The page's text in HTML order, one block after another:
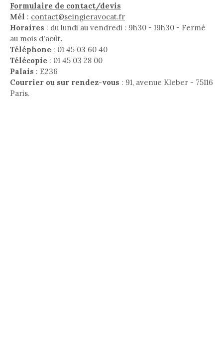
Formulaire de contact/devis
Mél : contact@seingieravocat.fr
Horaires : du lundi au vendredi : 9h30 - 19h30 - Fermé
au mois d'août.
Téléphone : 01 45 03 60 40
Télécopie : 01 45 03 28 00
Palais : E236
Courrier ou sur rendez-vous : 91, avenue Kleber - 75116
Paris.